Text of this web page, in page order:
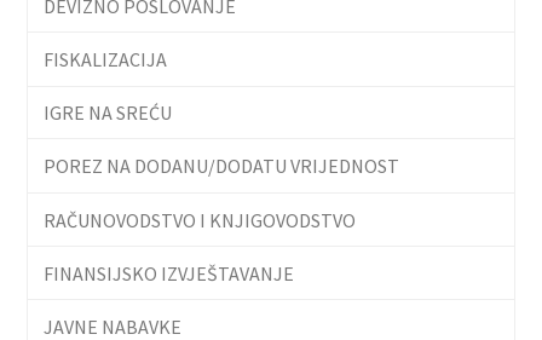
DEVIZNO POSLOVANJE
FISKALIZACIJA
IGRE NA SREĆU
POREZ NA DODANU/DODATU VRIJEDNOST
RAČUNOVODSTVO I KNJIGOVODSTVO
FINANSIJSKO IZVJEŠTAVANJE
JAVNE NABAVKE